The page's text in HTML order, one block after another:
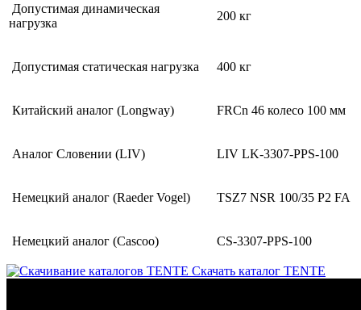
Допустимая динамическая
нагрузка
200 кг
Допустимая статическая нагрузка 400 кг
Китайский аналог (Longway) FRCn 46 колесо 100 мм
Аналог Словении (LIV) LIV LK-3307-PPS-100
Немецкий аналог (Raeder Vogel) TSZ7 NSR 100/35 P2 FA
Немецкий аналог (Cascoo) CS-3307-PPS-100
Скачать каталог TENTE